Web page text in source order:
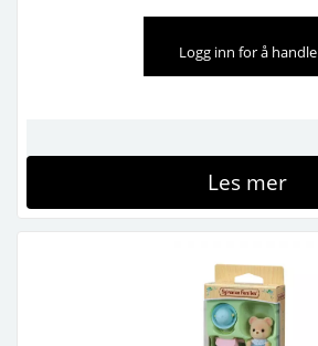
Logg inn for å handle
Les mer